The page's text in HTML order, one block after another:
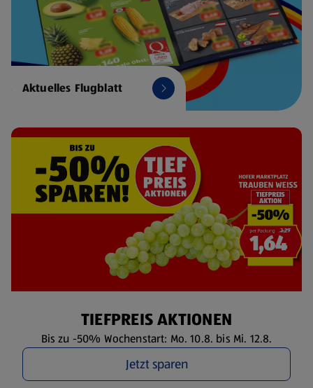
Aktuelles Flugblatt
TIEFPREIS AKTIONEN
Bis zu -50% Wochenstart: Mo. 10.8. bis Mi. 12.8.
Jetzt sparen